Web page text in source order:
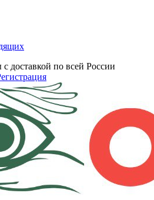
доставкой по всей России